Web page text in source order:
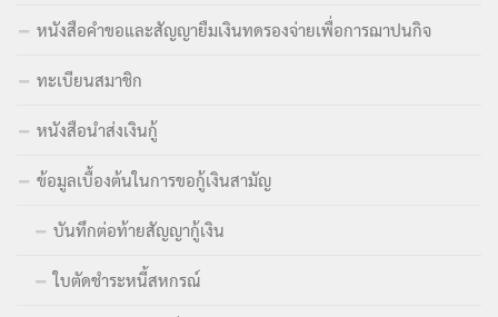
หนังสือคำขอและสัญญายืมเงินทดรองจ่ายเพื่อการฌาปนกิจ
ทะเบียนสมาชิก
หนังสือนำส่งเงินกู้
ข้อมูลเบื้องต้นในการขอกู้เงินสามัญ
บันทึกต่อท้ายสัญญากู้เงิน
ใบตัดชำระหนี้สหกรณ์